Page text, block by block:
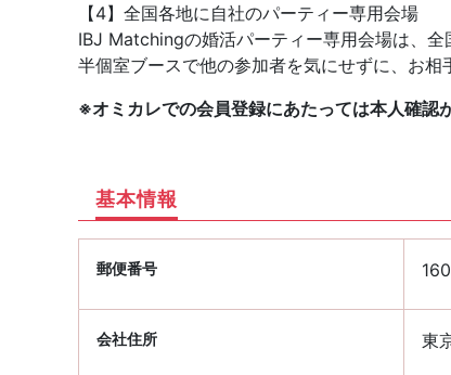
【4】全国各地に自社のパーティー専用会場
IBJ Matchingの婚活パーティー専用会場は、全
半個室ブースで他の参加者を気にせずに、お相
※オミカレでの会員登録にあたっては本人確認
基本情報
郵便番号
会社住所 東